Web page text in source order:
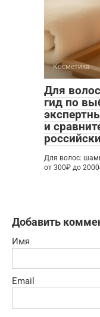
Косметика
Для
гид по
и
Для волос:
от 300₽ до
Добавить
Имя
Email